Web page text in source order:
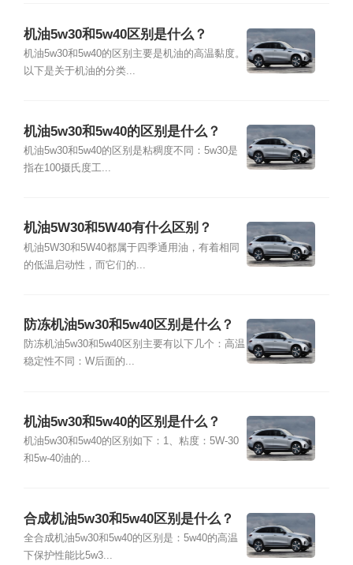
机油5w30和5w40区别是什么？
机油5w30和5w40的区别主要是机油的高温黏度。
以下是关于机油的分类...
机油5w30和5w40的区别是什么？
机油5w30和5w40的区别是粘稠度不同：5w30是
指在100摄氏度工...
机油5W30和5W40有什么区别？
机油5W30和5W40都属于四季通用油，有着相同
的低温启动性，而它们的...
防冻机油5w30和5w40区别是什么？
防冻机油5w30和5w40区别主要有以下几个：高温
稳定性不同：W后面的...
机油5w30和5w40的区别是什么？
机油5w30和5w40的区别如下：1、粘度：5W-30
和5w-40油的...
合成机油5w30和5w40区别是什么？
全合成机油5w30和5w40的区别是：5w40的高温
下保护性能比5w3...